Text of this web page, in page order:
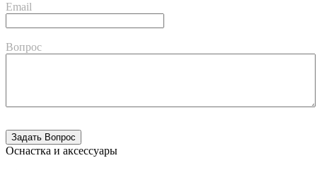
Email
Вопрос
Оснастка и аксессуары